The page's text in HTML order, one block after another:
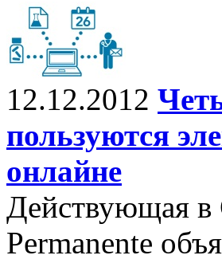
12.12.2012
пользуются
онлайне
Действующая
Permanente